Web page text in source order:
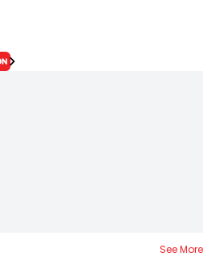
See More